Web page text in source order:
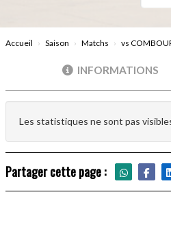
Accueil Saison Matchs vs
INFORMATIONS
Les statistiques ne sont pas
Partager cette page :